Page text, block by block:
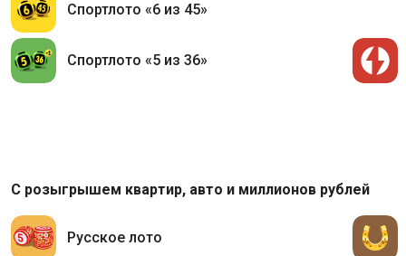
Спортлото «6 из 45»
Спортлото «5 из 36»
С розыгрышем квартир, авто и миллионов рублей
Русское лото